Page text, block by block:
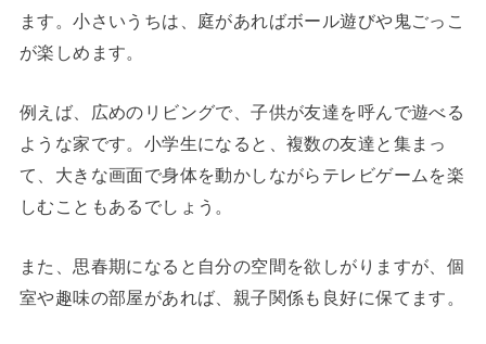
ます。小さいうちは、庭があればボール遊びや鬼ごっこ
が楽しめます。
例えば、広めのリビングで、子供が友達を呼んで遊べる
ような家です。小学生になると、複数の友達と集まっ
て、大きな画面で身体を動かしながらテレビゲームを楽
しむこともあるでしょう。
また、思春期になると自分の空間を欲しがりますが、個
室や趣味の部屋があれば、親子関係も良好に保てます。